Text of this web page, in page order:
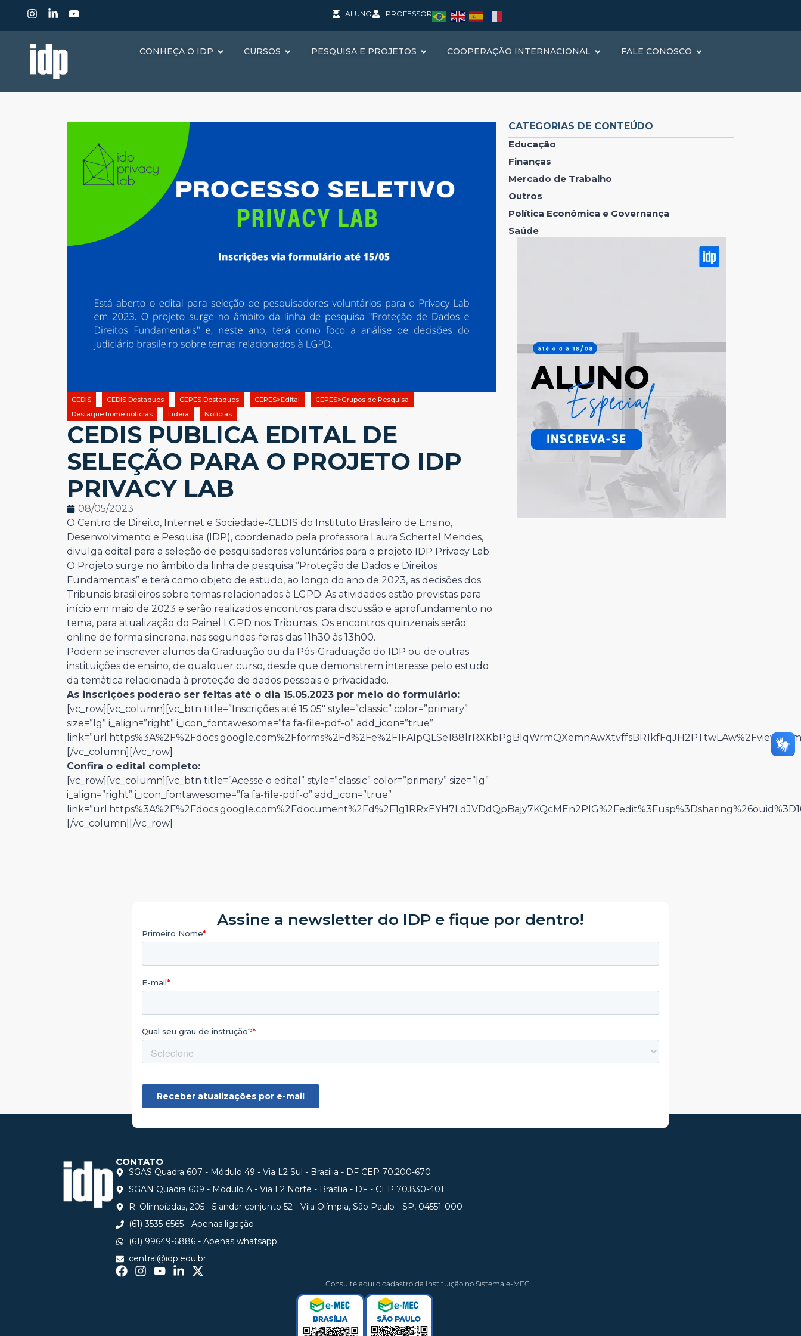
ALUNO PROFESSOR
CONHEÇA O IDP CURSOS PESQUISA E PROJETOS COOPERAÇÃO INTERNACIONAL FALE CONOSCO
CEDIS CEDIS Destaques CEPES Destaques CEPES>Edital
CEPES>Grupos de Pesquisa
Destaque home notícias
Lidera Notícias
CEDIS PUBLICA EDITAL DE
SELEÇÃO PARA O PROJETO IDP
PRIVACY LAB
08/05/2023
O Centro de Direito, Internet e Sociedade-CEDIS do Instituto Brasileiro de Ensino,
Desenvolvimento e Pesquisa (IDP), coordenado pela professora Laura Schertel Mendes,
divulga edital para a seleção de pesquisadores voluntários para o projeto IDP Privacy Lab.
O Projeto surge no âmbito da linha de pesquisa “Proteção de Dados e Direitos
Fundamentais” e terá como objeto de estudo, ao longo do ano de 2023, as decisões dos
Tribunais brasileiros sobre temas relacionados à LGPD. As atividades estão previstas para
início em maio de 2023 e serão realizados encontros para discussão e aprofundamento no
tema, para atualização do Painel LGPD nos Tribunais. Os encontros quinzenais serão
online de forma síncrona, nas segundas-feiras das 11h30 às 13h00.
Podem se inscrever alunos da Graduação ou da Pós-Graduação do IDP ou de outras
instituições de ensino, de qualquer curso, desde que demonstrem interesse pelo estudo
da temática relacionada à proteção de dados pessoais e privacidade.
As inscrições poderão ser feitas até o dia 15.05.2023 por meio do formulário:
[vc_row][vc_column][vc_btn title=”Inscrições até 15.05″ style=”classic” color=”primary”
size=”lg” i_align=”right” i_icon_fontawesome=”fa fa-file-pdf-o” add_icon=”true”
[/vc_column][/vc_row]
Confira o edital completo:
[vc_row][vc_column][vc_btn title=”Acesse o edital” style=”classic” color=”primary” size=”lg”
i_align=”right” i_icon_fontawesome=”fa fa-file-pdf-o” add_icon=”true”
[/vc_column][/vc_row]
CATEGORIAS DE CONTEÚDO
Educação
Finanças
Mercado de Trabalho
Outros
Política Econômica e Governança
Saúde
Assine a newsletter do IDP e fique por dentro!
CONTATO
SGAS Quadra 607 - Módulo 49 - Via L2 Sul - Brasilia - DF CEP 70.200-670
SGAN Quadra 609 - Módulo A - Via L2 Norte - Brasília - DF - CEP 70.830-401
R. Olimpíadas, 205 - 5 andar conjunto 52 - Vila Olímpia, São Paulo - SP, 04551-000
(61) 3535-6565 - Apenas ligação
(61) 99649-6886 - Apenas whatsapp
central@idp.edu.br
Consulte aqui o cadastro da Instituição no Sistema e-MEC